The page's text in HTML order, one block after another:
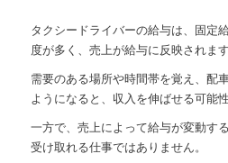
タクシードライバーの給与は、固定
度が多く、売上が給与に反映されます
需要のある場所や時間帯を覚え、配
ようになると、収入を伸ばせる可能
一方で、売上によって給与が変動す
受け取れる仕事ではありません。